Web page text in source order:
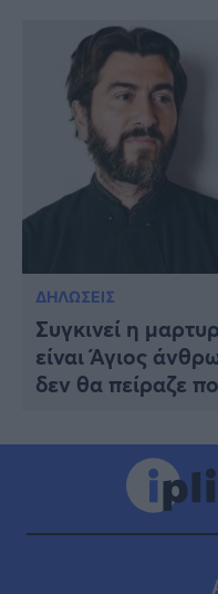
ΔΗΛΩΣΕΙΣ
Συγκινεί η
είναι Άγιος
δεν θα πείραζε